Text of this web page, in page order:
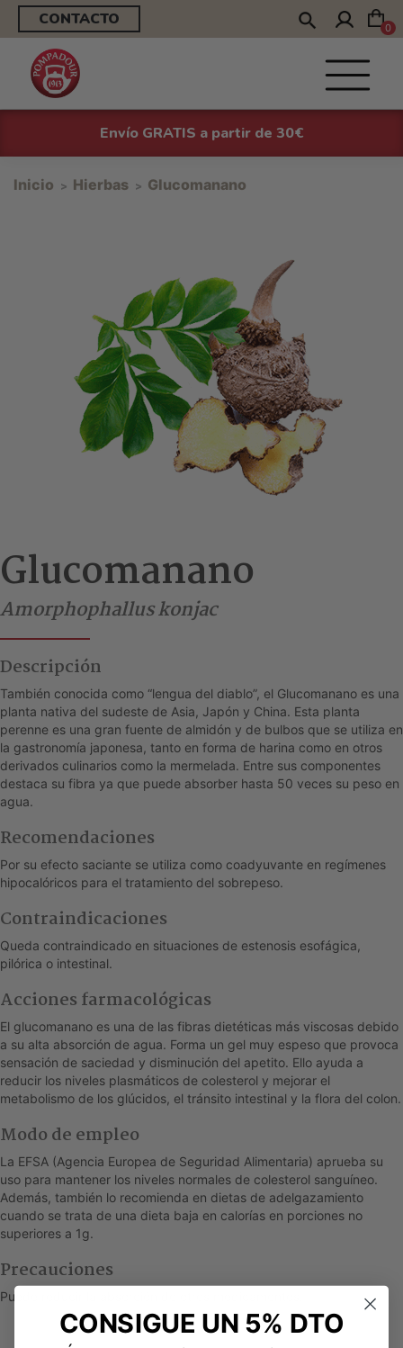
CONTACTO 0
Envío GRATIS a partir de 30€
Inicio Hierbas Glucomanano
Glucomanano
Amorphophallus konjac
Descripción
También conocida como “lengua del diablo”, el Glucomanano es una
planta nativa del sudeste de Asia, Japón y China. Esta planta
perenne es una gran fuente de almidón y de bulbos que se utiliza en
la gastronomía japonesa, tanto en forma de harina como en otros
derivados culinarios como la mermelada. Entre sus componentes
destaca su fibra ya que puede absorber hasta 50 veces su peso en
agua.
Recomendaciones
Por su efecto saciante se utiliza como coadyuvante en regímenes
hipocalóricos para el tratamiento del sobrepeso.
Contraindicaciones
Queda contraindicado en situaciones de estenosis esofágica,
pilórica o intestinal.
Acciones farmacológicas
El glucomanano es una de las fibras dietéticas más viscosas debido
a su alta absorción de agua. Forma un gel muy espeso que provoca
sensación de saciedad y disminución del apetito. Ello ayuda a
reducir los niveles plasmáticos de colesterol y mejorar el
metabolismo de los glúcidos, el tránsito intestinal y la flora del colon.
Modo de empleo
La EFSA (Agencia Europea de Seguridad Alimentaria) aprueba su
uso para mantener los niveles normales de colesterol sanguíneo.
Además, también lo recomienda en dietas de adelgazamiento
cuando se trata de una dieta baja en calorías en porciones no
superiores a 1g.
Precauciones
Puede reducir la absorción de otros medicamentos.
CONSIGUE UN 5% DTO